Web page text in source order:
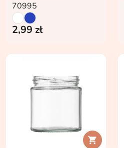
70995
2,99 zł
